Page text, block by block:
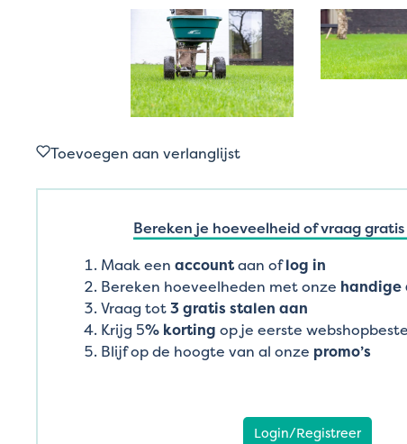
Toevoegen aan verlanglijst
Bereken je hoeveelheid of vraag
Maak een accountaan oflog in
Bereken hoeveelheden met onze handige
Vraag tot3 gratis stalen aan
Krijg 5% korting op je eerste
Blijf op de hoogte van al onze promo’s
Login/Registreer